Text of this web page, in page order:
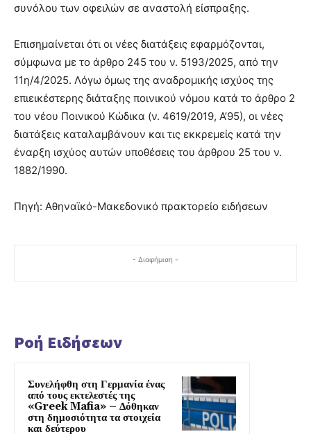
συνόλου των οφειλών σε αναστολή είσπραξης.
Επισημαίνεται ότι οι νέες διατάξεις εφαρμόζονται,
σύμφωνα με το άρθρο 245 του ν. 5193/2025, από την
11η/4/2025. Λόγω όμως της αναδρομικής ισχύος της
επιεικέστερης διάταξης ποινικού νόμου κατά το άρθρο 2
του νέου Ποινικού Κώδικα (ν. 4619/2019, Α’95), οι νέες
διατάξεις καταλαμβάνουν και τις εκκρεμείς κατά την
έναρξη ισχύος αυτών υποθέσεις του άρθρου 25 του ν.
1882/1990.
Πηγή: Αθηναϊκό-Μακεδονικό πρακτορείο ειδήσεων
- Διαφήμιση -
Ροή Ειδήσεων
Συνελήφθη στη Γερμανία ένας
από τους εκτελεστές της
«Greek Mafia» – Δόθηκαν
στη δημοσιότητα τα στοιχεία
και δεύτερου